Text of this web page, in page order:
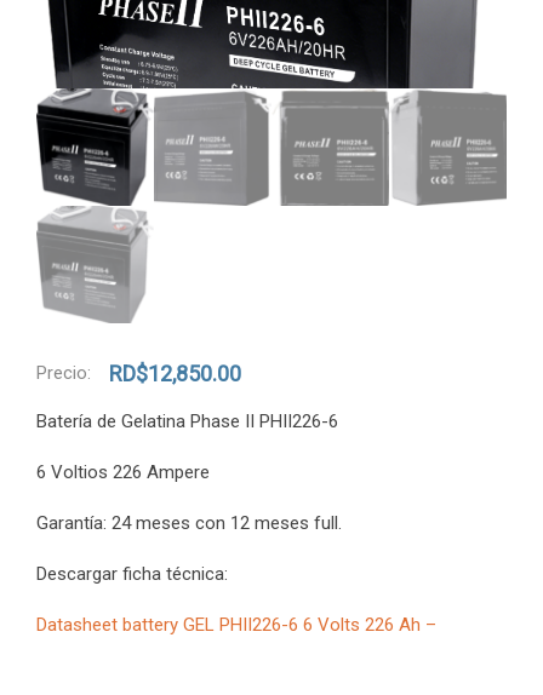
Precio: RD$12,850.00
Batería de Gelatina Phase II PHII226-6
6 Voltios 226 Ampere
Garantía: 24 meses con 12 meses full.
Descargar ficha técnica:
Datasheet battery GEL PHII226-6 6 Volts 226 Ah –